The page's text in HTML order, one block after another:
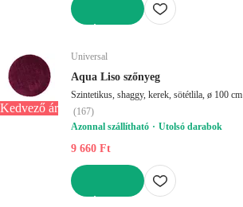
Kedvező ár
Universal
Aqua Liso szőnyeg
Szintetikus, shaggy, kerek, sötétlila, ø 100 cm
(167)
Azonnal szállítható
Utolsó darabok
9 660 Ft